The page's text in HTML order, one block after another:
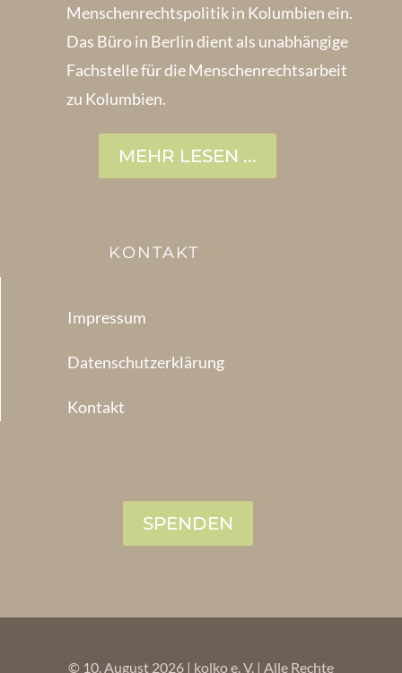
Menschenrechts­politik in Kolum­bien ein.
Das Büro in Berlin dient als unabhängige
Fachstelle für die Menschen­rechtsarbeit
zu Kolumbien.
MEHR LESEN ...
KONTAKT
Impressum
Datenschutzerklärung
Kontakt
SPENDEN
© 10. August 2026 | kolko e. V. | Alle Rechte